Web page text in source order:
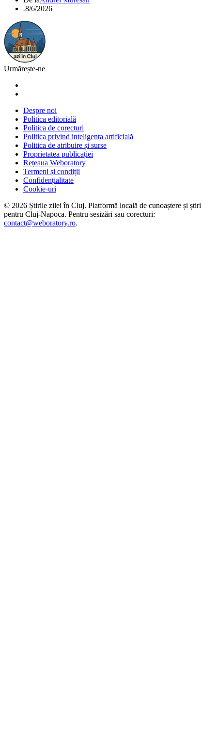
.8/6/2026
Urmărește-ne
Despre noi
Politica editorială
Politica de corecturi
Politica privind inteligența artificială
Politica de atribuire și surse
Proprietatea publicației
Rețeaua Weboratory
Termeni și condiții
Confidențialitate
Cookie-uri
© 2026 Știrile zilei în Cluj. Platformă locală de cunoaștere și știri
pentru Cluj-Napoca. Pentru sesizări sau corecturi:
contact@weboratory.ro.